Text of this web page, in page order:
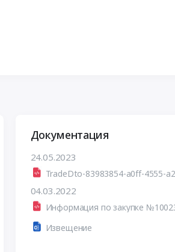
Документация
24.05.2023
TradeDto-83983854-a0ff-4555-
04.03.2022
Информация по закупке
Извещение